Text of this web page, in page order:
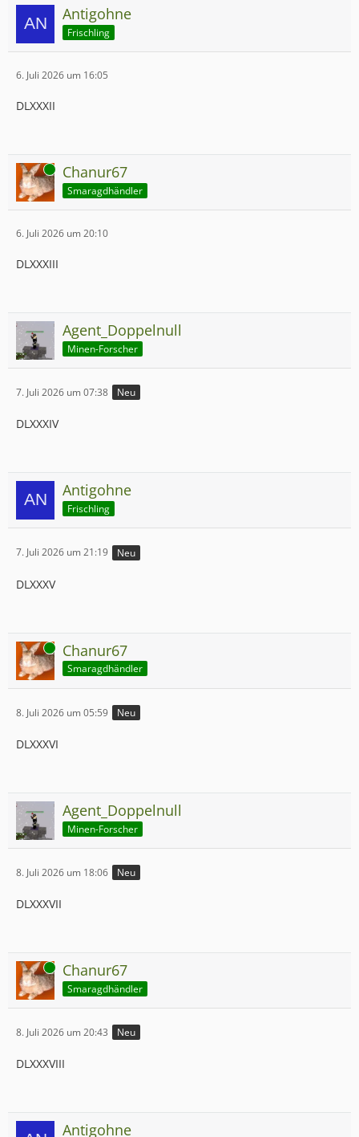
Antigohne
Frischling
6. Juli 2026 um 16:05
DLXXXII
Online Chanur67
Smaragdhändler
6. Juli 2026 um 20:10
DLXXXIII
Agent_Doppelnull
Minen-Forscher
7. Juli 2026 um 07:38 Neu
DLXXXIV
Antigohne
Frischling
7. Juli 2026 um 21:19 Neu
DLXXXV
Online Chanur67
Smaragdhändler
8. Juli 2026 um 05:59 Neu
DLXXXVI
Agent_Doppelnull
Minen-Forscher
8. Juli 2026 um 18:06 Neu
DLXXXVII
Online Chanur67
Smaragdhändler
8. Juli 2026 um 20:43 Neu
DLXXXVIII
Antigohne